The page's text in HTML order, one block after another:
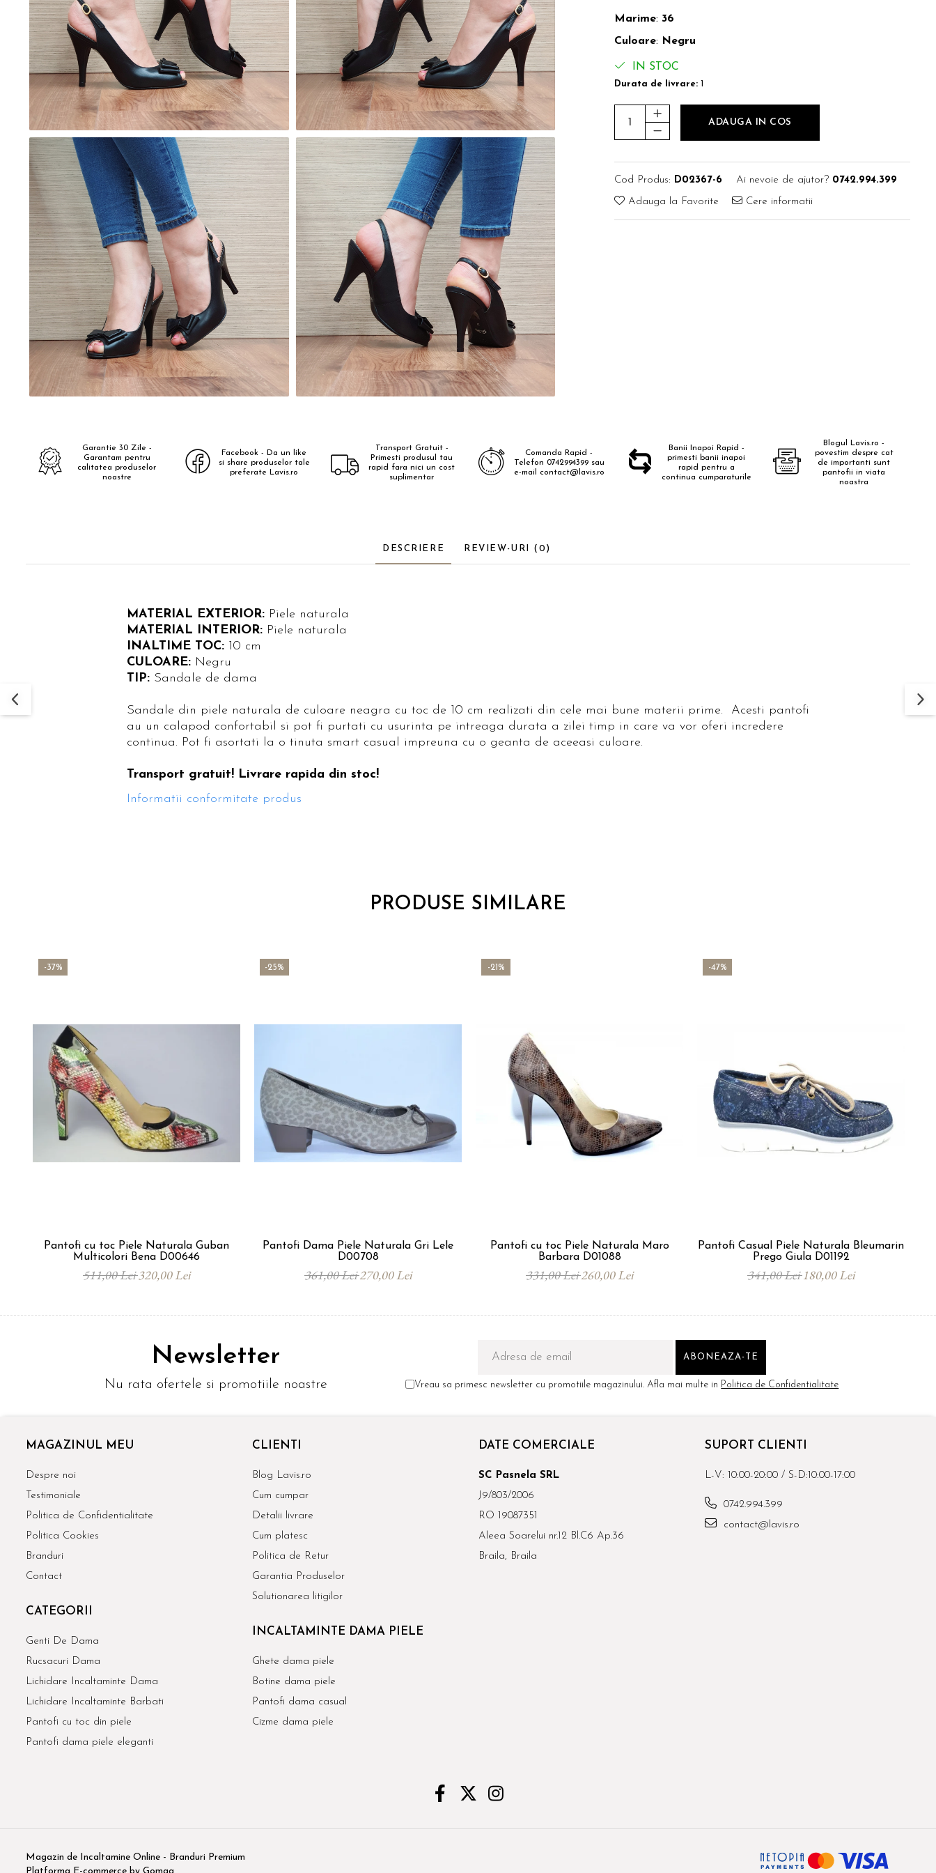
Marime: 36
Culoare: Negru
IN STOC
Durata de livrare: 1
ADAUGA IN COS
Cod Produs: D02367-6 Ai nevoie de ajutor? 0742.994.399
Adauga la Favorite Cere informatii
Garantie 30 Zile -
Garantam pentru
calitatea produselor
noastre
Facebook - Da un like
si share produselor tale
preferate Lavis.ro
Transport Gratuit -
Primesti produsul tau
rapid fara nici un cost
suplimentar
Comanda Rapid -
Telefon 0742994399 sau
e-mail contact@lavis.ro
Banii Inapoi Rapid -
primesti banii inapoi
rapid pentru a
continua cumparaturile
Blogul Lavis.ro -
povestim despre cat
de importanti sunt
pantofii in viata
noastra
DESCRIERE REVIEW-URI (0)
MATERIAL EXTERIOR: Piele naturala
MATERIAL INTERIOR: Piele naturala
INALTIME TOC: 10 cm
CULOARE: Negru
TIP: Sandale de dama
Sandale din piele naturala de culoare neagra cu toc de 10 cm realizati din cele mai bune materii prime. Acesti pantofi
au un calapod confortabil si pot fi purtati cu usurinta pe intreaga durata a zilei timp in care va vor oferi incredere
continua. Pot fi asortati la o tinuta smart casual impreuna cu o geanta de aceeasi culoare.
Transport gratuit! Livrare rapida din stoc!
Informatii conformitate produs
PRODUSE SIMILARE
-37%
Pantofi cu toc Piele Naturala Guban
Multicolori Bena D00646
511,00 Lei320,00 Lei
-25%
Pantofi Dama Piele Naturala Gri Lele
D00708
361,00 Lei270,00 Lei
-21%
Pantofi cu toc Piele Naturala Maro
Barbara D01088
331,00 Lei260,00 Lei
-47%
Pantofi Casual Piele Naturala Bleumarin
Prego Giula D01192
341,00 Lei180,00 Lei
Newsletter
Nu rata ofertele si promotiile noastre Vreau sa primesc newsletter cu promotiile magazinului. Afla mai multe in Politica de Confidentialitate
MAGAZINUL MEU
Despre noi
Testimoniale
Politica de Confidentialitate
Politica Cookies
Branduri
Contact
CATEGORII
Genti De Dama
Rucsacuri Dama
Lichidare Incaltaminte Dama
Lichidare Incaltaminte Barbati
Pantofi cu toc din piele
Pantofi dama piele eleganti
CLIENTI
Blog Lavis.ro
Cum cumpar
Detalii livrare
Cum platesc
Politica de Retur
Garantia Produselor
Solutionarea litigilor
INCALTAMINTE DAMA PIELE
Ghete dama piele
Botine dama piele
Pantofi dama casual
Cizme dama piele
DATE COMERCIALE
SC Pasnela SRL
J9/803/2006
RO 19087351
Aleea Soarelui nr.12 Bl.C6 Ap.36
Braila, Braila
SUPORT CLIENTI
L-V: 10:00-20:00 / S-D:10:00-17:00
0742.994.399
contact@lavis.ro
Magazin de Incaltamine Online - Branduri Premium